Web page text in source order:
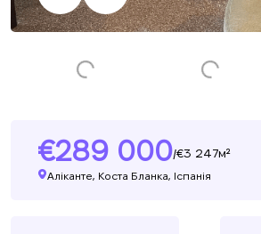
289 000/ 3 247м²
Аліканте, Коста Бланка, Іспанія